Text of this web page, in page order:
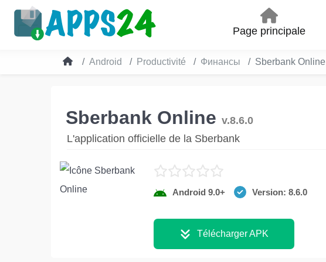
Page principale
Android Productivité Финансы Sberbank Online
Sberbank Online v.8.6.0
L'application officielle de la Sberbank
Android 9.0+ Version: 8.6.0
Télécharger APK